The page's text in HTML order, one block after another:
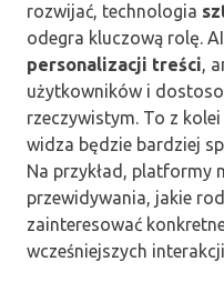
rozwijać, technologia
odegra kluczową rolę.
personalizacji treści,
użytkowników i
rzeczywistym. To z
widza będzie bardziej
Na przykład, platformy
przewidywania, jakie
zainteresować
wcześniejszych